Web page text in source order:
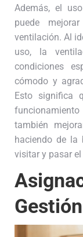
Además, el
puede
ventilación. Al
uso, la
condiciones
cómodo y
Esto significa
también
haciendo de la
visitar y pasar